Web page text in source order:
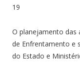
19
O planejamento das
de Enfrentamento e
do Estado e